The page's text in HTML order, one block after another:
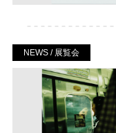
NEWS / 展覧会